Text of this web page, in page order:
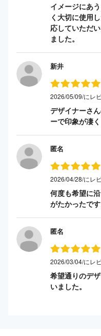
イメージにあ
く大切に使用
応していただ
ました。
新井
2026/05/09/にレ
デザイナーさ
ーで印象が凄
匿名
2026/04/28/にレ
何度も希望に
がたかったです
匿名
2026/03/04/にレ
希望通りのデ
いました。